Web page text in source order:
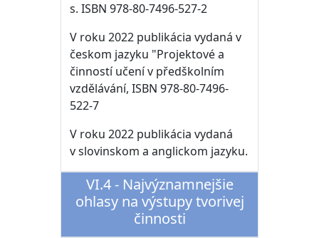
s. ISBN 978-80-7496-527-2
V roku 2022 publikácia vydaná v
českom jazyku "Projektové a
činností učení v předškolním
vzdělávání, ISBN 978-80-7496-
522-7
V roku 2022 publikácia vydaná
v slovinskom a anglickom jazyku.
VI.4 - Najvýznamnejšie
ohlasy na výstupy tvorivej
činnosti